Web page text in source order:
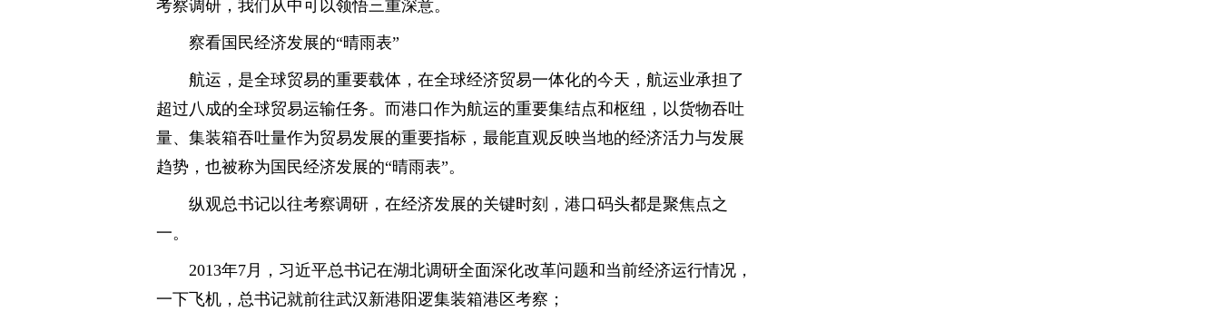
考察调研，我们从中可以领悟三重深意。
察看国民经济发展的“晴雨表”
航运，是全球贸易的重要载体，在全球经济贸易一体化的今天，航运业承担了
超过八成的全球贸易运输任务。而港口作为航运的重要集结点和枢纽，以货物吞吐
量、集装箱吞吐量作为贸易发展的重要指标，最能直观反映当地的经济活力与发展
趋势，也被称为国民经济发展的“晴雨表”。
纵观总书记以往考察调研，在经济发展的关键时刻，港口码头都是聚焦点之
一。
2013年7月，习近平总书记在湖北调研全面深化改革问题和当前经济运行情况，
一下飞机，总书记就前往武汉新港阳逻集装箱港区考察；